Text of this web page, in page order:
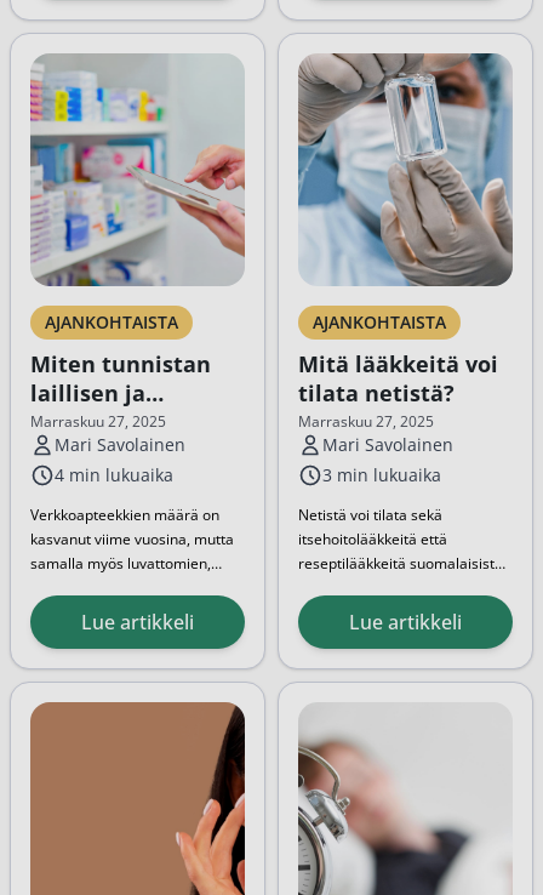
kuitenkin olla hankalaa, sillä
vaihtoehtoja on paljon...
odottelua ruuhkaisessa
lähiapteekissa.
AJANKOHTAISTA
Miten tunnistan
laillisen ja
luotettavan
verkkoapteekin?
Marraskuu 27, 2025
Mari Savolainen
4 min lukuaika
Verkkoapteekkien määrä on
kasvanut viime vuosina, mutta
samalla myös luvattomien,
määrä on lisääntynyt.
tarkasti, kuka saa myydä
lääkkeitäja millä ehdoilla.
verkkoapteekki...
Lue artikkeli
AJANKOHTAISTA
Mitä lääkkeitä voi
tilata netistä?
Marraskuu 27, 2025
Mari Savolainen
3 min lukuaika
Netistä voi tilata sekä
itsehoitolääkkeitä että
reseptilääkkeitä suomalaisista
artikkelissa käydään läpi, mitä
lääkkeitä voi tilata verkosta,
liittyy ja milloin lääkkeitä ei voi
tilata verkkoapteekin...
Lue artikkeli